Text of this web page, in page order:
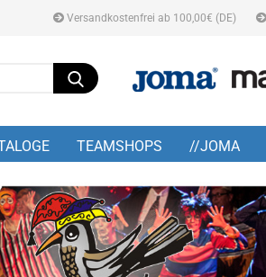
Versandkostenfrei ab 100,00€ (DE)
Suche...
TEAMSHOPS //JOMA